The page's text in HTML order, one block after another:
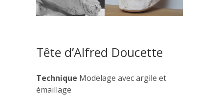
Tête d’Alfred Doucette
Technique Modelage avec argile et
émaillage